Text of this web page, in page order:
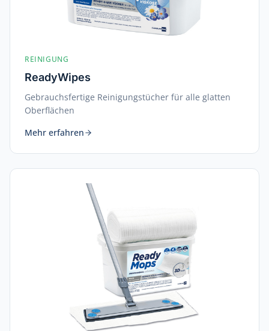
REINIGUNG
ReadyWipes
Gebrauchsfertige Reinigungstücher für alle glatten
Oberflächen
Mehr erfahren